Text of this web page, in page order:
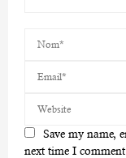
Save my name,
next time I